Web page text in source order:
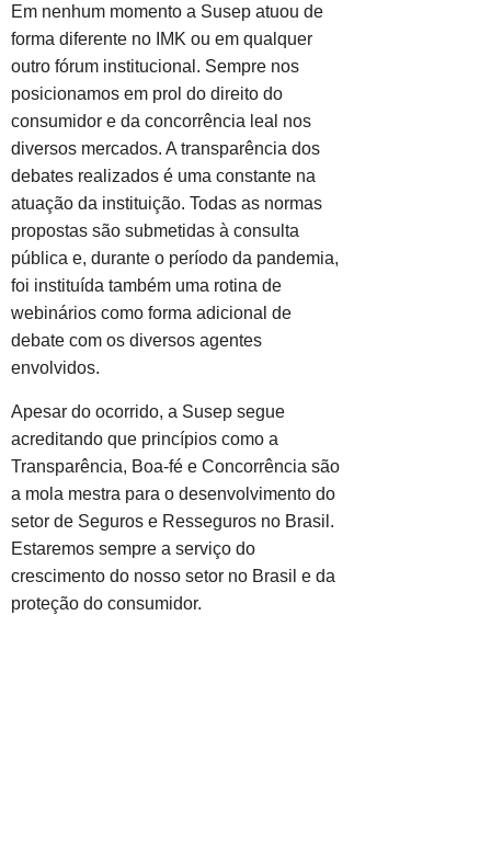
Em nenhum momento a Susep atuou de
forma diferente no IMK ou em qualquer
outro fórum institucional. Sempre nos
posicionamos em prol do direito do
consumidor e da concorrência leal nos
diversos mercados. A transparência dos
debates realizados é uma constante na
atuação da instituição. Todas as normas
propostas são submetidas à consulta
pública e, durante o período da pandemia,
foi instituída também uma rotina de
webinários como forma adicional de
debate com os diversos agentes
envolvidos.
Apesar do ocorrido, a Susep segue
acreditando que princípios como a
Transparência, Boa-fé e Concorrência são
a mola mestra para o desenvolvimento do
setor de Seguros e Resseguros no Brasil.
Estaremos sempre a serviço do
crescimento do nosso setor no Brasil e da
proteção do consumidor.